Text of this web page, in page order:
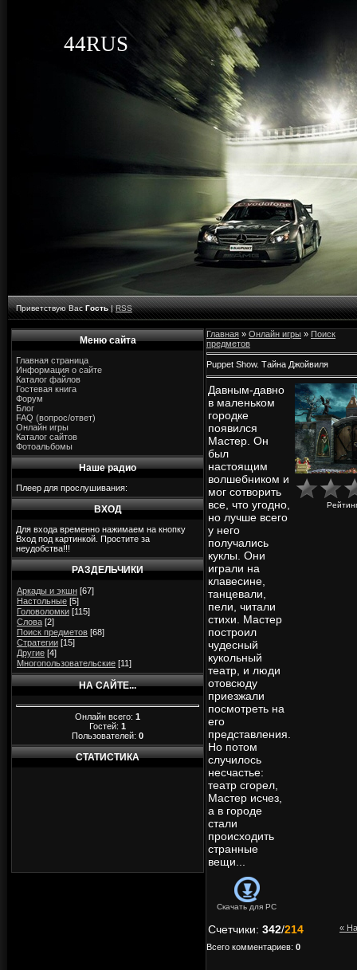
44RUS
Приветствую Вас Гость|RSS
Меню сайта
Главная страница
Информация о сайте
Каталог файлов
Гостевая книга
Форум
Блог
FAQ (вопрос/ответ)
Онлайн игры
Каталог сайтов
Фотоальбомы
Наше радио
Плеер для прослушивания:
ВХОД
Для входа временно нажимаем на кнопку
Вход под картинкой. Простите за
неудобства!!!
РАЗДЕЛЬЧИКИ
Аркады и экшн [67]
Настольные [5]
Головоломки [115]
Слова [2]
Поиск предметов [68]
Стратегии [15]
Другие [4]
Многопользовательские [11]
НА САЙТЕ...
Онлайн всего: 1
Гостей: 1
Пользователей: 0
СТАТИСТИКА
Главная » Онлайн игры » Поиск
предметов
Puppet Show. Тайна Джойвиля
Давным-давно
в маленьком
городке
появился
Мастер. Он
был
настоящим
волшебником и
мог сотворить
все, что угодно,
но лучше всего
у него
получались
куклы. Они
играли на
клавесине,
танцевали,
пели, читали
стихи. Мастер
построил
чудесный
кукольный
театр, и люди
отовсюду
приезжали
посмотреть на
его
представления.
Но потом
случилось
несчастье:
театр сгорел,
Мастер исчез,
а в городе
стали
происходить
странные
вещи...
Скачать для PC
«
Счетчики: 342/214
Всего комментариев: 0